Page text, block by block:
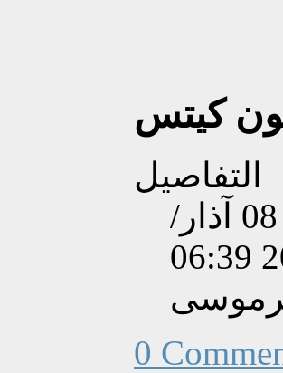
كيتس
التفاصيل
تم إنشاءه بتاريخ الثلاثاء, 08 آذار/
0